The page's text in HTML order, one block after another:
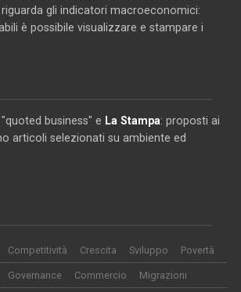
gli indicatori macroeconomici:
è possibile visualizzare e stampare i
business" e La Stampa: proposti ai
articoli selezionati su ambiente ed
Competitività Crescita Sviluppo Povertà
Governance Commercio Migrazioni